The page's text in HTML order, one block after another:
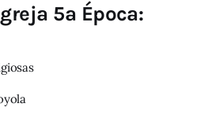
5ª Época: